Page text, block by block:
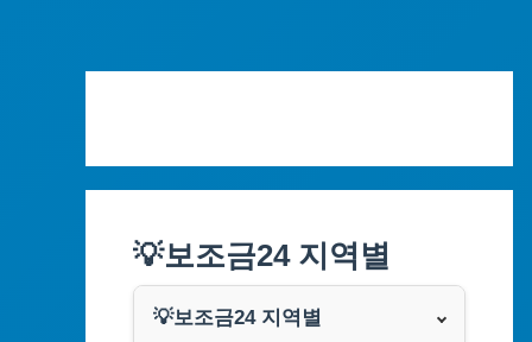
💡보조금24 지역별
💡보조금24 지역별